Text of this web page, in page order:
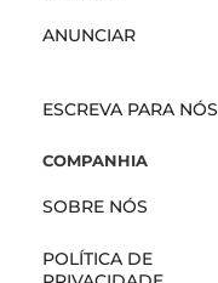
ANUNCIAR
ESCREVA PARA NÓS
COMPANHIA
SOBRE NÓS
POLÍTICA DE